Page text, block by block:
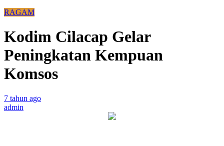
RAGAM
Kodim Cilacap Gelar
Peningkatan Kempuan
Komsos
7 tahun ago
admin